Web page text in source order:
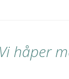
Vi håper